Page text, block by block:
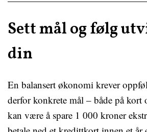
Sett mål og følg
din
En balansert økonomi krever
derfor konkrete mål – både på kort
kan være å spare 1 000 kroner